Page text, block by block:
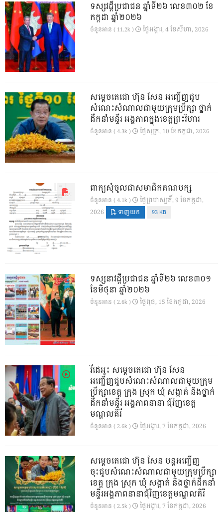
ទស្សវដ្តីប្រជាជន ឆ្នាំទី២៦ លេខ៣០២ ខែ
កក្កដា ឆ្នាំ២០២៦
ចំនួនអាន ( 11.2k ) ថ្ងៃ​អង្គារ, 4 ខែ​សីហា, 2026
សម្តេចតេជោ ហ៊ុន សែន អញ្ជើញជួប
សំណេះសំណាលជាមួយក្រុមប្រឹក្សា ថ្នាក់
ដឹកនាំមន្ទីរ អង្គភាពក្នុងខេត្តព្រះវិហារ
ចំនួនអាន ( 4.3k ) ថ្ងៃ​សុក្រ, 10 ខែ​កក្កដា, 2026
ពាក្យសុំចូលជាសមាជិកគណបក្ស
ចំនួនអាន ( 4.1k )
ថ្ងៃ​ព្រហស្បតិ៍, 9 ខែ​កក្កដា,
2026
ទាញយក 93 KB
ទស្សនាវដ្ដីប្រជាជន ឆ្នាំទី២៦ លេខ៣០១
ខែមិថុនា ឆ្នាំ២០២៦
ចំនួនអាន ( 2.6k ) ថ្ងៃ​ពុធ, 15 ខែ​កក្កដា, 2026
វីដេអូ៖ សម្តេចតេជោ ហ៊ុន សែន
អញ្ជើញជួបសំណេះសំណាលជាមួយក្រុម
ប្រឹក្សាខេត្ត ក្រុង ស្រុក ឃុំ សង្កាត់ និងថ្នាក់
ដឹកនាំមន្ទីរ អង្គភាពនានា ជុំវិញខេត្ត
មណ្ឌលគិរី
ចំនួនអាន ( 2.6k ) ថ្ងៃ​អង្គារ, 7 ខែ​កក្កដា, 2026
សម្តេចតេជោ ហ៊ុន សែន បន្តអញ្ជើញ
ចុះជួបសំណេះសំណាលជាមួយក្រុមប្រឹក្សា
ខេត្ត ក្រុង ស្រុក ឃុំ សង្កាត់ និងថ្នាក់ដឹកនាំ
មន្ទីរអង្គភាពនានាជុំវិញខេត្តមណ្ឌលគិរី
ចំនួនអាន ( 2.5k ) ថ្ងៃ​អង្គារ, 7 ខែ​កក្កដា, 2026